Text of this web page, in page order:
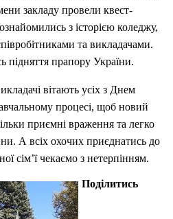
закладу провели квест-
з історією коледжу,
та викладачами.
підняття прапору України.
вітають усіх з Днем
процесі, щоб новий
приємні враження та легко
А всіх охочих приєднатись до
сім’ї чекаємо з нетерпінням.
Поділитись